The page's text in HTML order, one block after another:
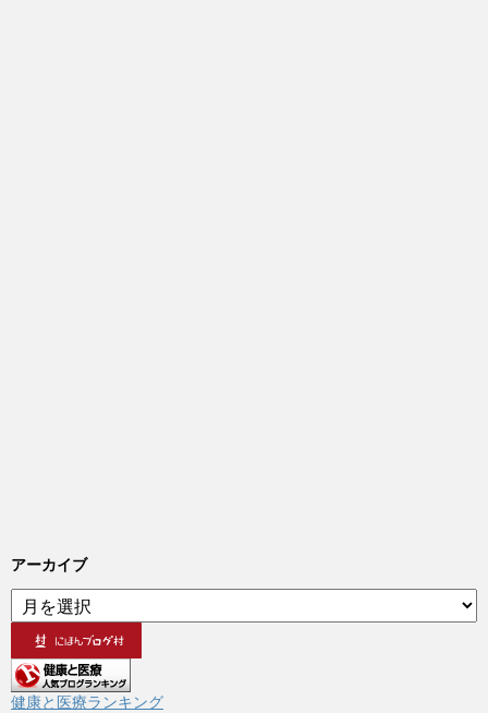
アーカイブ
ア
ー
イ
ブ
健康と医療ランキング